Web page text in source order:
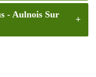
- Aulnois Sur